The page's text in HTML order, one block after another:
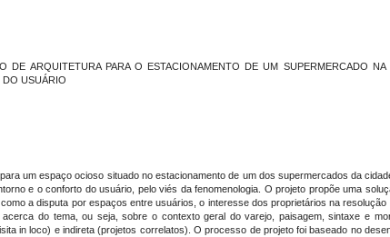
ARQUITETURA PARA O ESTACIONAMENTO DE UM SUPERMERCADO
DO USUÁRIO
um espaço ocioso situado no estacionamento de um dos supermercados da
e o conforto do usuário, pelo viés da fenomenologia. O projeto propõe uma
a disputa por espaços entre usuários, o interesse dos proprietários na
do tema, ou seja, sobre o contexto geral do varejo, paisagem, sintaxe e
in loco) e indireta (projetos correlatos). O processo de projeto foi baseado no